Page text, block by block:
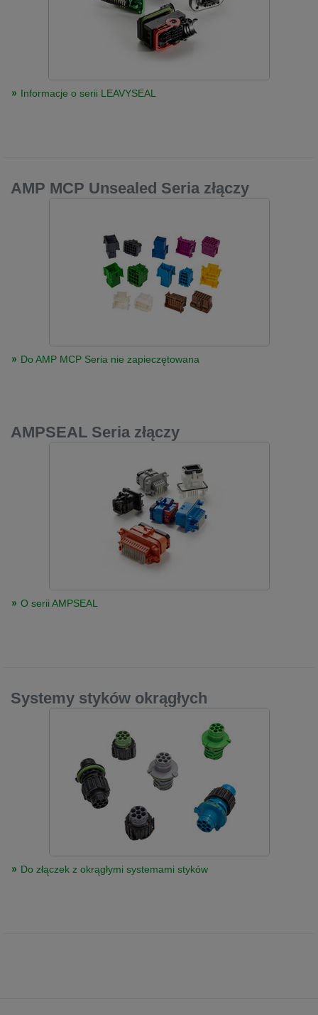
Informacje o serii LEAVYSEAL
AMP MCP Unsealed Seria złączy
Do AMP MCP Seria nie zapieczętowana
AMPSEAL Seria złączy
O serii AMPSEAL
Systemy styków okrągłych
Do złączek z okrągłymi systemami styków